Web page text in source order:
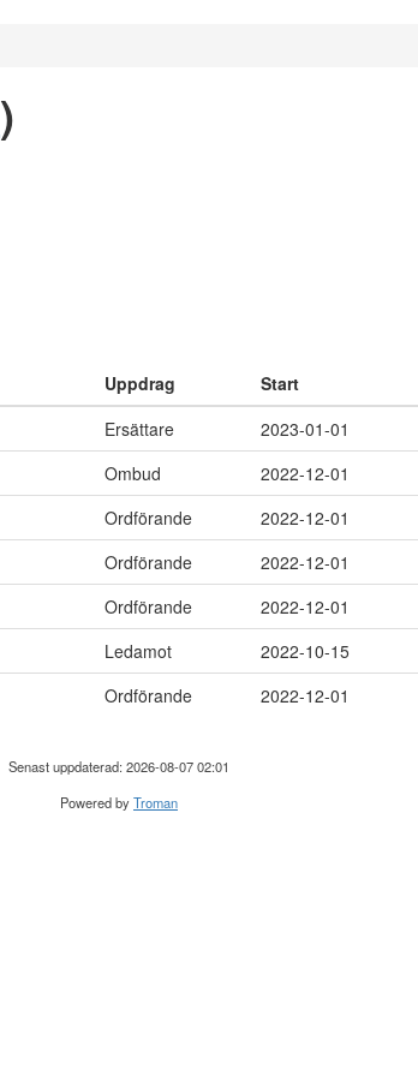
)
Uppdrag Start
Ersättare 2023-01-01
Ombud 2022-12-01
Ordförande 2022-12-01
Ordförande 2022-12-01
Ordförande 2022-12-01
Ledamot 2022-10-15
Ordförande 2022-12-01
Senast uppdaterad: 2026-08-07 02:01
Powered byTroman